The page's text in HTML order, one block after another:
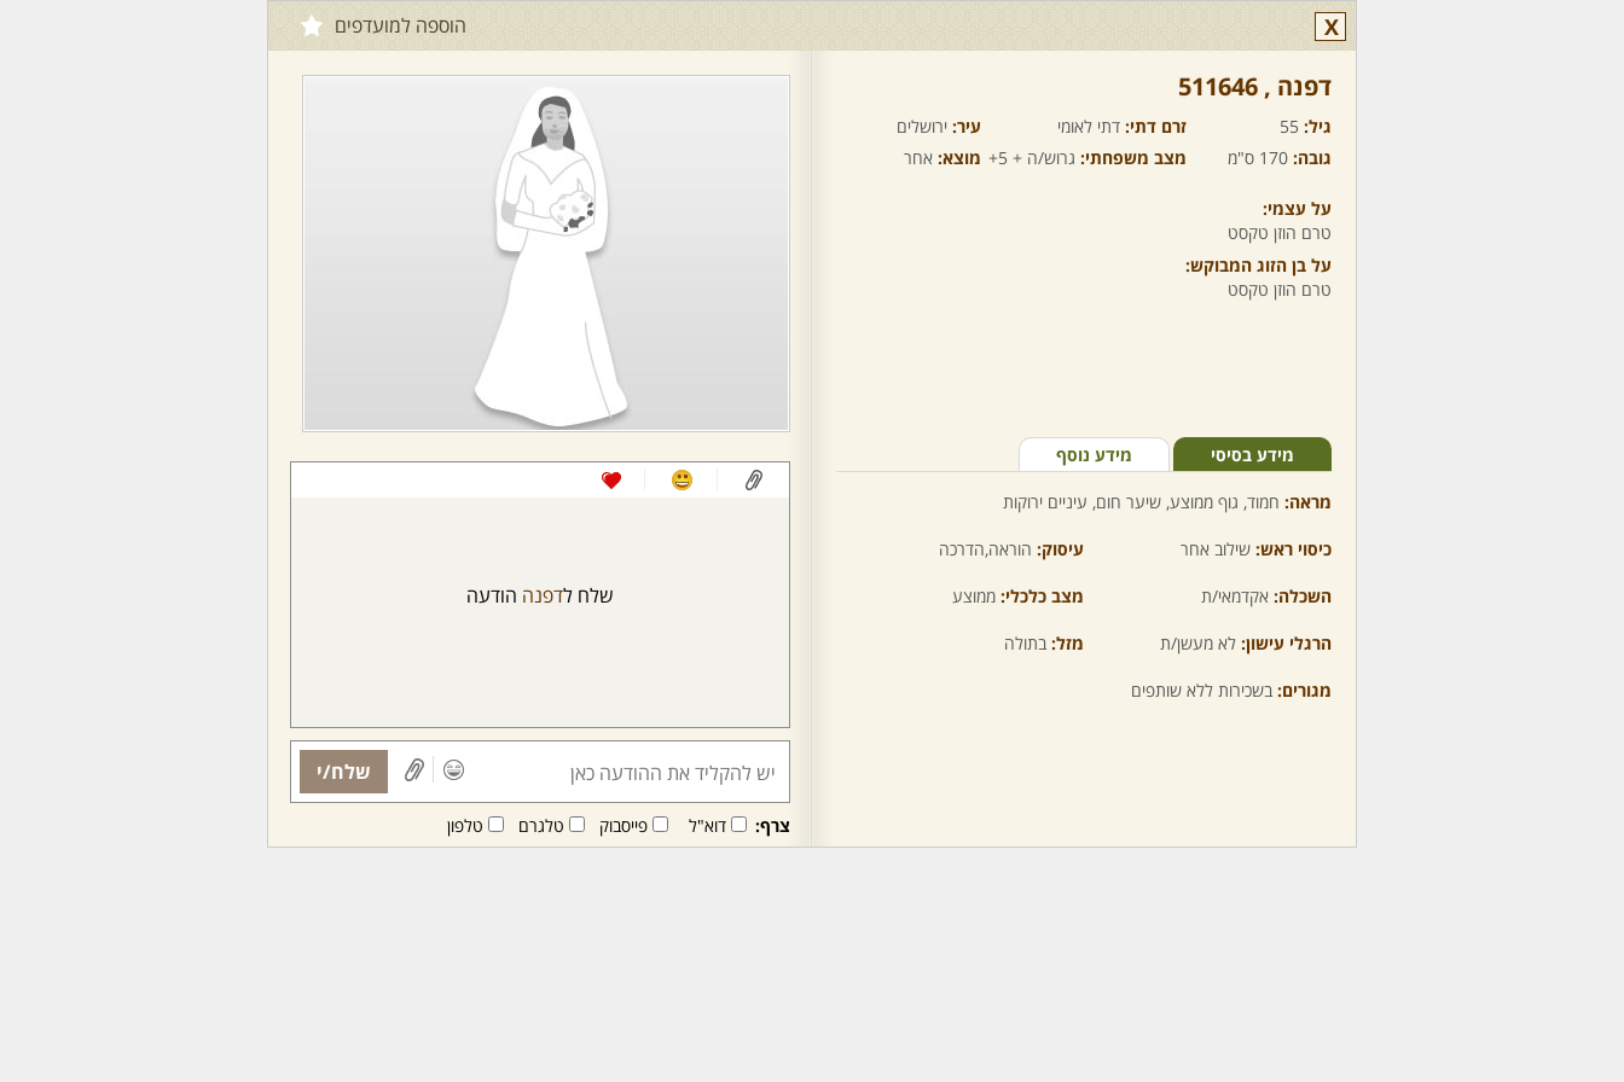
X הוספה למועדפים
דפנה ,‏ 511646
גיל: 55 זרם דתי: דתי לאומי עיר: ירושלים
גובה: 170 ס"מ מצב משפחתי: גרוש/ה + 5+ מוצא: אחר
על עצמי:
טרם הוזן טקסט
על בן הזוג המבוקש:
טרם הוזן טקסט
מידע בסיסי מידע נוסף
מראה: חמוד, גוף ממוצע, שיער חום, עיניים ירוקות
כיסוי ראש: שילוב אחר עיסוק: הוראה,הדרכה
השכלה: אקדמאי/ת מצב כלכלי: ממוצע
הרגלי עישון: לא מעשן/ת מזל: בתולה
מגורים: בשכירות ללא שותפים
שלח לדפנה הודעה
שלח/י
צרף: דוא"ל פייסבוק טלגרם טלפון